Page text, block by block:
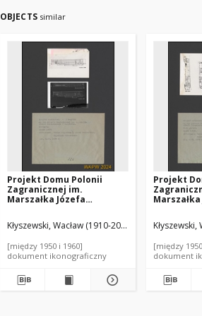
OBJECTS similar
Projekt Domu Polonii
Zagranicznej im.
Marszałka Józefa
- Konkurs SARP nr 90 :
praca nr 8, I nagroda. Zdj.
Kłyszewski, Wacław (1910-2000). Autor
[między 1950 i 1960]
dokument ikonograficzny
Projekt
- Konkurs
praca nr
[między
dokument